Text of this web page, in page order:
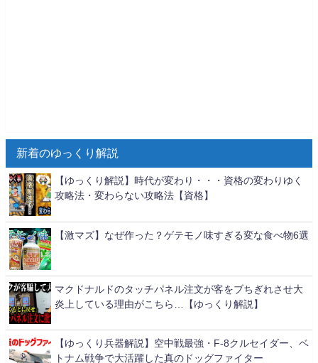
新着のゆっくり解説
【ゆっくり解説】時代が変わり・・・資格の変わりゆく
攻略法・変わらない攻略法【資格】
【激マズ】なぜ作った？ゲテモノ味すぎる変な食べ物6選
マクドナルドのタッチパネル注文が客をブちぎれさせ大
炎上している理由がこちら…【ゆっくり解説】
【ゆっくり兵器解説】空中戦最強・F-8クルセイダー、ベ
トナム戦争で大活躍した真のドッグファイター